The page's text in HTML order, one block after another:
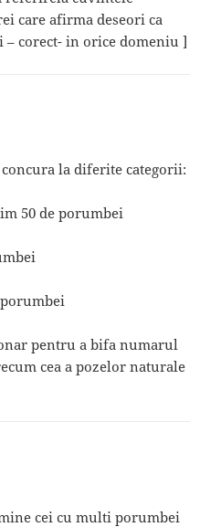
care afirma deseori ca
– corect- in orice domeniu ]
la diferite categorii:
50 de porumbei
pentru a bifa numarul
cea a pozelor naturale
cei cu multi porumbei